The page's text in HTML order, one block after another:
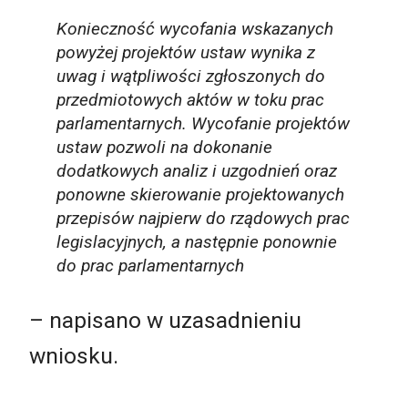
Konieczność wycofania wskazanych
powyżej projektów ustaw wynika z
uwag i wątpliwości zgłoszonych do
przedmiotowych aktów w toku prac
parlamentarnych. Wycofanie projektów
ustaw pozwoli na dokonanie
dodatkowych analiz i uzgodnień oraz
ponowne skierowanie projektowanych
przepisów najpierw do rządowych prac
legislacyjnych, a następnie ponownie
do prac parlamentarnych
– napisano w uzasadnieniu
wniosku.